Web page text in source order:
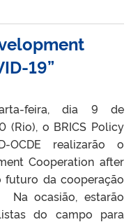
19”
feira, dia 9 de
(Rio), o BRICS Policy
realizarão o
Cooperation after
futuro da cooperação
Na ocasião, estarão
do campo para